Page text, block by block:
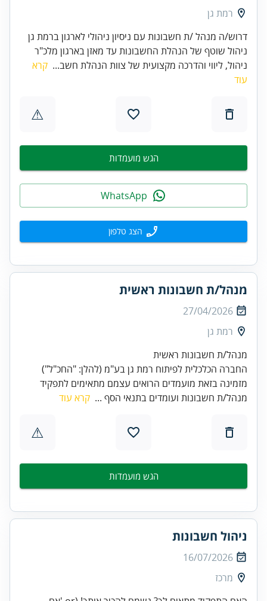
רמת גן
דרוש/ה מנהל /ת חשבונות עם ניסיון ניהולי לארגון ברמת גן
ניהול שוטף של הנהלת החשבונות עד מאזן בארגון מלכ"ר
ניהול, ליווי והדרכה מקצועית של צוות הנהלת חשב... קרא
עוד
⚠
הגש מועמדות
הצג טלפון
מנהל/ת חשבונות ראשית
27/04/2026
רמת גן
החברה הכלכלית לפיתוח רמת גן בע"מ (להלן: "החכ"ל")
מזמינה בזאת מועמדים הרואים עצמם מתאימים לתפקיד
מנהל/ת חשבונות ועומדים בתנאי הסף ... קרא עוד
⚠
הגש מועמדות
ניהול חשבונות
16/07/2026
מרכז